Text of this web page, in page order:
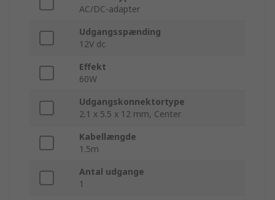
AC/DC-adapter
Udgangsspænding
12V dc
Effekt
60W
Udgangskonnektortype
2.1 x 5.5 x 12 mm, Center
Kabellængde
1.5m
Antal udgange
1